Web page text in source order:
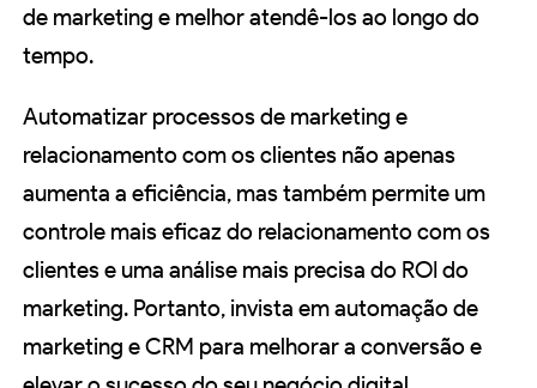
de marketing e melhor atendê-los ao longo do
tempo.
Automatizar processos de marketing e
relacionamento com os clientes não apenas
aumenta a eficiência, mas também permite um
controle mais eficaz do relacionamento com os
clientes e uma análise mais precisa do ROI do
marketing. Portanto, invista em automação de
marketing e CRM para melhorar a conversão e